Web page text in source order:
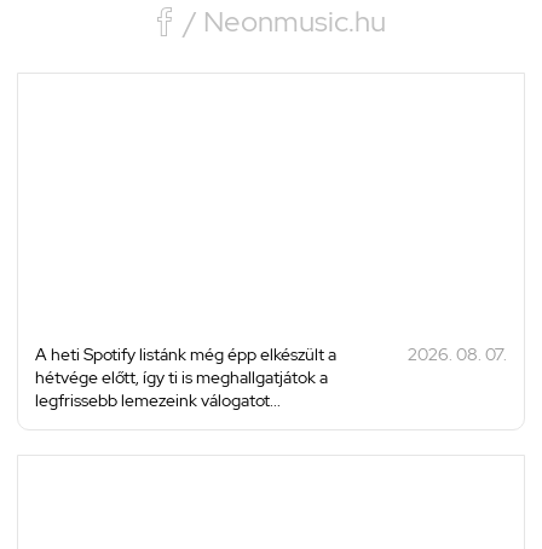
 / Neonmusic.hu
A heti Spotify listánk még épp elkészült a
hétvége előtt, így ti is meghallgatjátok a
legfrissebb lemezeink válogatot...
2026. 08. 07.